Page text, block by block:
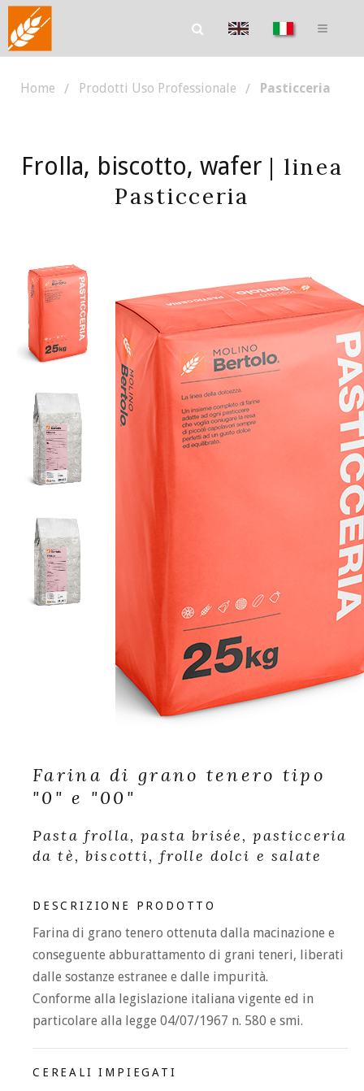
Home Prodotti Uso Professionale Pasticceria
Frolla, biscotto, wafer | linea
Pasticceria
Farina di grano tenero tipo
"0" e "00"
Pasta frolla, pasta brisée, pasticceria
da tè, biscotti, frolle dolci e salate
DESCRIZIONE PRODOTTO
Farina di grano tenero ottenuta dalla macinazione e
conseguente abburattamento di grani teneri, liberati
dalle sostanze estranee e dalle impurità.
Conforme alla legislazione italiana vigente ed in
particolare alla legge 04/07/1967 n. 580 e smi.
CEREALI IMPIEGATI